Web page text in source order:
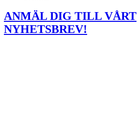
ANMÄL DIG TILL VÅRT
NYHETSBREV!